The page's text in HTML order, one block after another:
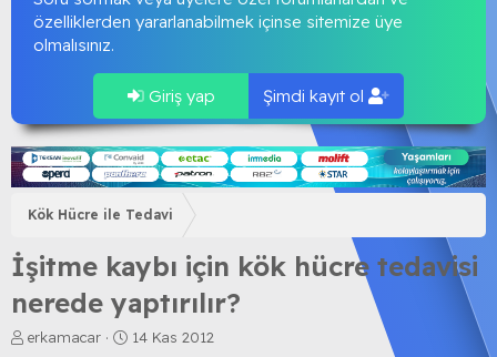
özelliklerden yararlanabilmek içinse sitemize üye
olmalısınız.
Giriş yap Şimdi kayıt ol
Kök Hücre ile Tedavi
İşitme kaybı için kök hücre tedavisi
nerede yaptırılır?
K
erkamacar
B
14 Kas 2012